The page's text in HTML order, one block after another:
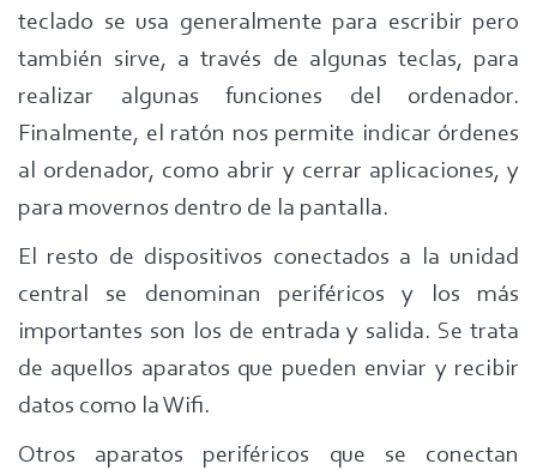
teclado se usa generalmente para escribir pero
también sirve, a través de algunas teclas, para
realizar algunas funciones del ordenador.
Finalmente, el ratón nos permite indicar órdenes
al ordenador, como abrir y cerrar aplicaciones, y
para movernos dentro de la pantalla.
El resto de dispositivos conectados a la unidad
central se denominan periféricos y los más
importantes son los de entrada y salida. Se trata
de aquellos aparatos que pueden enviar y recibir
datos como la Wifi.
Otros aparatos periféricos que se conectan